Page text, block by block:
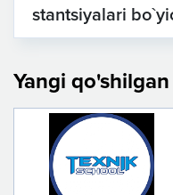
stantsiyalari
Yangi